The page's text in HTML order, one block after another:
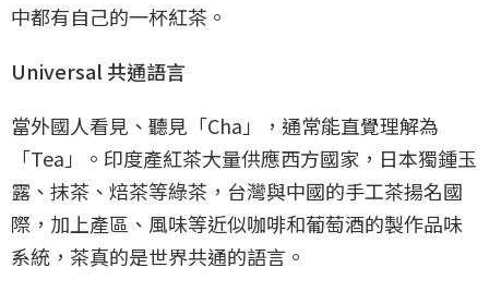
中都有自己的一杯紅茶。
Universal 共通語言
當外國人看見、聽見「Cha」，通常能直覺理解為
「Tea」。印度產紅茶大量供應西方國家，日本獨鍾玉
露、抹茶、焙茶等綠茶，台灣與中國的手工茶揚名國
際，加上產區、風味等近似咖啡和葡萄酒的製作品味
系統，茶真的是世界共通的語言。